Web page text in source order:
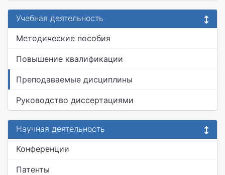
Учебная деятельность
Методические пособия
Повышение квалификации
Преподаваемые дисциплины
Руководство диссертациями
Научная деятельность
Конференции
Патенты